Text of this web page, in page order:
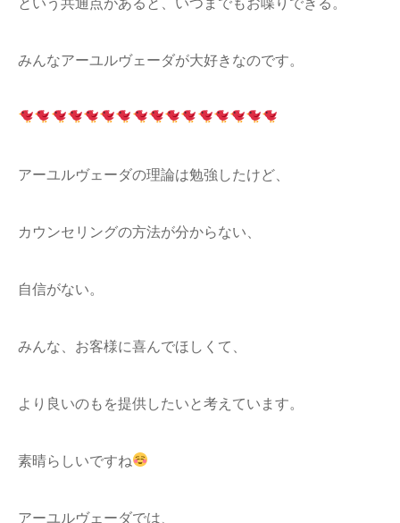
みんなアーユルヴェーダが大好きなのです。
アーユルヴェーダの理論は勉強したけど、
カウンセリングの方法が分からない、
自信がない。
みんな、お客様に喜んでほしくて、
より良いのもを提供したいと考えています。
素晴らしいですね
アーユルヴェーダでは、